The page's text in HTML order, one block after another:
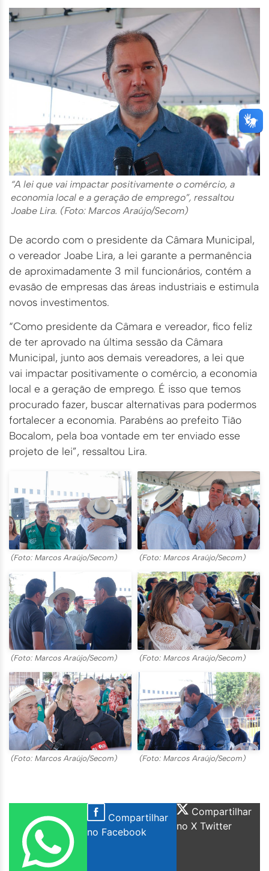
“A lei que vai impactar positivamente o comércio, a
economia local e a geração de emprego”, ressaltou
Joabe Lira. (Foto: Marcos Araújo/Secom)
De acordo com o presidente da Câmara Municipal,
o vereador Joabe Lira, a lei garante a permanência
de aproximadamente 3 mil funcionários, contém a
evasão de empresas das áreas industriais e estimula
novos investimentos.
“Como presidente da Câmara e vereador, fico feliz
de ter aprovado na última sessão da Câmara
Municipal, junto aos demais vereadores, a lei que
vai impactar positivamente o comércio, a economia
local e a geração de emprego. É isso que temos
procurado fazer, buscar alternativas para podermos
fortalecer a economia. Parabéns ao prefeito Tião
Bocalom, pela boa vontade em ter enviado esse
projeto de lei”, ressaltou Lira.
(Foto: Marcos Araújo/Secom) (Foto: Marcos Araújo/Secom)
(Foto: Marcos Araújo/Secom) (Foto: Marcos Araújo/Secom)
(Foto: Marcos Araújo/Secom) (Foto: Marcos Araújo/Secom)
Compartilhar
no Facebook
Compartilhar
no X Twitter